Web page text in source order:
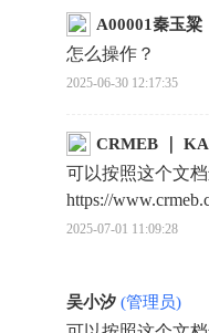
A00001秦玉粱
怎么操作？
2025-06-30 12:17:35
CRMEB ｜
可以按照这个文
https://
2025-07-01 11:09:28
吴小汐 (管理员)